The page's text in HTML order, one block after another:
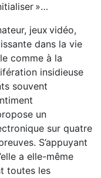
»…
jeux vidéo,
dans la vie
comme à la
insidieuse
souvent
un
sur quatre
S’appuyant
a elle-même
toutes les